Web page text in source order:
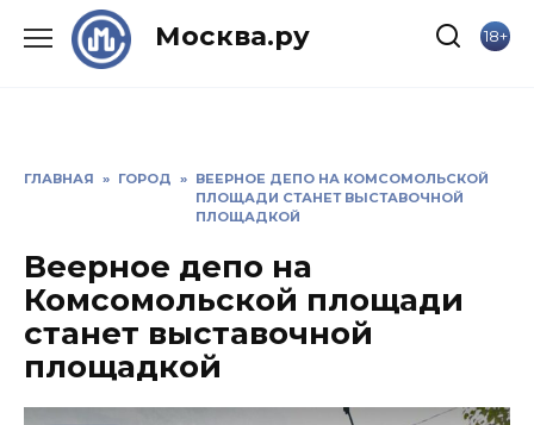
Москва.ру 18+
ГЛАВНАЯ » ГОРОД » ВЕЕРНОЕ ДЕПО НА КОМСОМОЛЬСКОЙ
ПЛОЩАДИ СТАНЕТ ВЫСТАВОЧНОЙ
ПЛОЩАДКОЙ
Веерное депо на
Комсомольской площади
станет выставочной
площадкой